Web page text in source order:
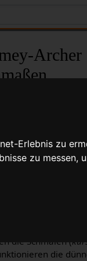
Erlebnis zu
zu messen,
Archer
Dan Burkhart,
und David Prosser
klicken auf die
die Schmalen (
die